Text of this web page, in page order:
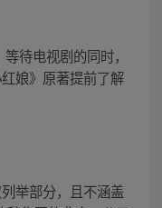
待电视剧的同时，
娘》原著提前了解
举部分，且不涵盖